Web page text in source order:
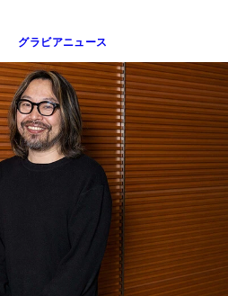
グラビアニュース